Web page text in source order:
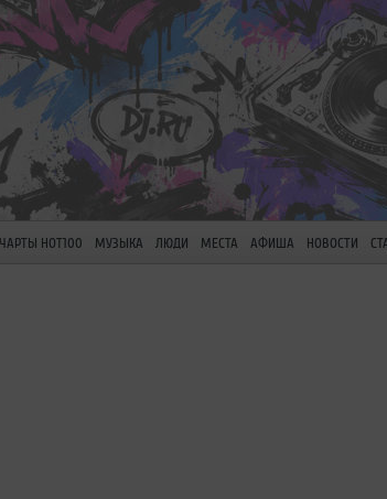
ЧАРТЫ HOT100 МУЗЫКА ЛЮДИ МЕСТА АФИША НОВОСТИ